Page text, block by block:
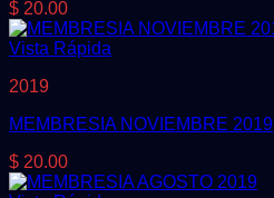
$ 20.00
Vista Rápida
2019
MEMBRESIA NOVIEMBRE 2019
$ 20.00